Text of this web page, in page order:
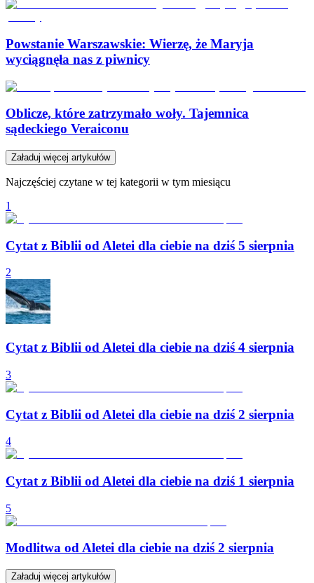
Powstanie Warszawskie: Wierzę, że Maryja
wyciągnęła nas z piwnicy
Oblicze, które zatrzymało woły. Tajemnica
sądeckiego Veraiconu
Załaduj więcej artykułów
Najczęściej czytane w tej kategorii w tym miesiącu
1
Cytat z Biblii od Aletei dla ciebie na dziś 5 sierpnia
2
Cytat z Biblii od Aletei dla ciebie na dziś 4 sierpnia
3
Cytat z Biblii od Aletei dla ciebie na dziś 2 sierpnia
4
Cytat z Biblii od Aletei dla ciebie na dziś 1 sierpnia
5
Modlitwa od Aletei dla ciebie na dziś 2 sierpnia
Załaduj więcej artykułów